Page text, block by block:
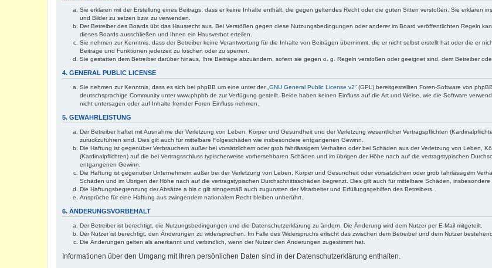
Sie erklären mit der Erstellung eines Beitrags, dass er keine Inhalte enthält, die gegen geltendes Recht oder die guten Sitten verstoßen. Sie erklären
und Bilder zu setzen bzw. zu verwenden.
Der Betreiber des Boards übt das Hausrecht aus. Bei Verstößen gegen diese Nutzungsbedingungen oder anderer im Board veröffentlichten Regeln
dieses Boards ausschließen und Ihnen ein Hausverbot erteilen.
Sie nehmen zur Kenntnis, dass der Betreiber keine Verantwortung für die Inhalte von Beiträgen übernimmt, die er nicht selbst erstellt hat oder die er
Beiträge und Funktionen jederzeit zu löschen oder zu sperren.
Sie gestatten dem Betreiber darüber hinaus, Ihre Beiträge abzuändern, sofern sie gegen o. g. Regeln verstoßen oder geeignet sind, dem Betreiber
4. GENERAL PUBLIC LICENSE
Sie nehmen zur Kenntnis, dass es sich bei phpBB um eine unter der „ GNU General Public License v2“ (GPL) bereitgestellten Foren-Software von
deutschsprachige Community unter www.phpbb.de zur Verfügung gestellt. Beide haben keinen Einfluss auf die Art und Weise, wie die Software
nicht untersagen oder auf Inhalte fremder Foren Einfluss nehmen.
5. GEWÄHRLEISTUNG
Der Betreiber haftet mit Ausnahme der Verletzung von Leben, Körper und Gesundheit und der Verletzung wesentlicher Vertragspflichten
zurückzuführen sind. Dies gilt auch für mittelbare Folgeschäden wie insbesondere entgangenen Gewinn.
Die Haftung ist gegenüber Verbrauchern außer bei vorsätzlichem oder grob fahrlässigem Verhalten oder bei Schäden aus der Verletzung von Leben,
(Kardinalpflichten) auf die bei Vertragsschluss typischerweise vorhersehbaren Schäden und im übrigen der Höhe nach auf die vertragstypischen
entgangenen Gewinn.
Die Haftung ist gegenüber Unternehmern außer bei der Verletzung von Leben, Körper und Gesundheit oder vorsätzlichem oder grob fahrlässigem
Schäden und im Übrigen der Höhe nach auf die vertragstypischen Durchschnittsschäden begrenzt. Dies gilt auch für mittelbare Schäden, insbesondere
Die Haftungsbegrenzung der Absätze a bis c gilt sinngemäß auch zugunsten der Mitarbeiter und Erfüllungsgehilfen des Betreibers.
Ansprüche für eine Haftung aus zwingendem nationalem Recht bleiben unberührt.
6. ÄNDERUNGSVORBEHALT
Der Betreiber ist berechtigt, die Nutzungsbedingungen und die Datenschutzerklärung zu ändern. Die Änderung wird dem Nutzer per E-Mail mitgeteilt.
Der Nutzer ist berechtigt, den Änderungen zu widersprechen. Im Falle des Widerspruchs erlischt das zwischen dem Betreiber und dem Nutzer
Die Änderungen gelten als anerkannt und verbindlich, wenn der Nutzer den Änderungen zugestimmt hat.
Informationen über den Umgang mit Ihren persönlichen Daten sind in der Datenschutzerklärung enthalten.